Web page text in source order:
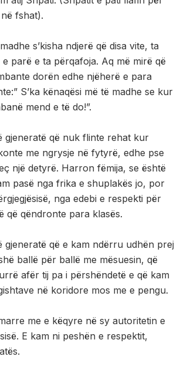
fshat).
s’kisha ndjerë që disa vite, ta
e parë e ta përqafoja. Aq më mirë që
dorën edhe njëherë e para
S’ka kënaqësi më të madhe se kur
mend e të do!”.
gjeneratë që nuk flinte rehat kur
me ngrysje në fytyrë, edhe pse
një detyrë. Harron fëmija, se është
pasë nga frika e shuplakës jo, por
nga edebi e respekti për
që qëndronte para klasës.
gjeneratë që e kam ndërru udhën prej
ballë për ballë me mësuesin, që
afër tij pa i përshëndetë e që kam
në koridore mos me e pengu.
me e këqyre në sy autoritetin e
E kam ni peshën e respektit,